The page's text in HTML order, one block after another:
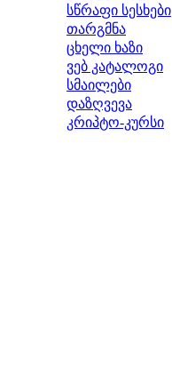
სწრაფი სესხები
თარგმნა
ცხელი ხაზი
ვებ კატალოგი
სმაილები
დაზღვევა
კრიპტო-კურსი